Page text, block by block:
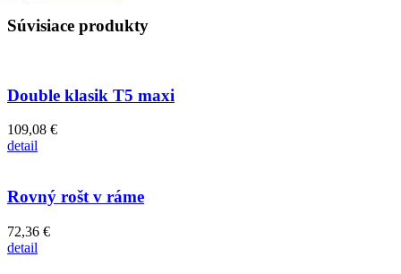
Súvisiace produkty
Double klasik T5 maxi
109,08 €
detail
Rovný rošt v ráme
72,36 €
detail